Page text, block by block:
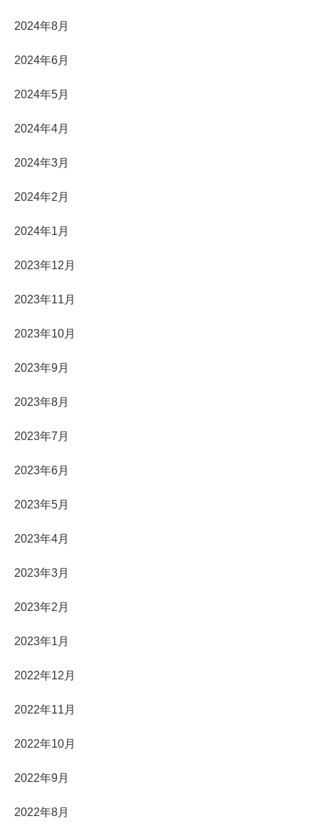
2024年8月
2024年6月
2024年5月
2024年4月
2024年3月
2024年2月
2024年1月
2023年12月
2023年11月
2023年10月
2023年9月
2023年8月
2023年7月
2023年6月
2023年5月
2023年4月
2023年3月
2023年2月
2023年1月
2022年12月
2022年11月
2022年10月
2022年9月
2022年8月